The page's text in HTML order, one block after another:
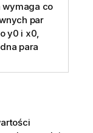
wymaga co
par
y0 i x0,
para